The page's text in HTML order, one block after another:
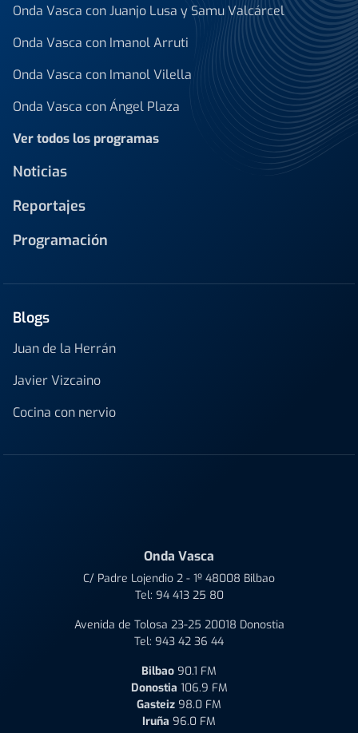
Onda Vasca con Juanjo Lusa y Samu Valcárcel
Onda Vasca con Imanol Arruti
Onda Vasca con Imanol Vilella
Onda Vasca con Ángel Plaza
Ver todos los programas
Noticias
Reportajes
Programación
Blogs
Juan de la Herrán
Javier Vizcaino
Cocina con nervio
Onda Vasca
C/ Padre Lojendio 2 - 1º 48008 Bilbao
Tel: 94 413 25 80
Avenida de Tolosa 23-25 20018 Donostia
Tel: 943 42 36 44
Bilbao 90.1 FM
Donostia 106.9 FM
Gasteiz 98.0 FM
Iruña 96.0 FM